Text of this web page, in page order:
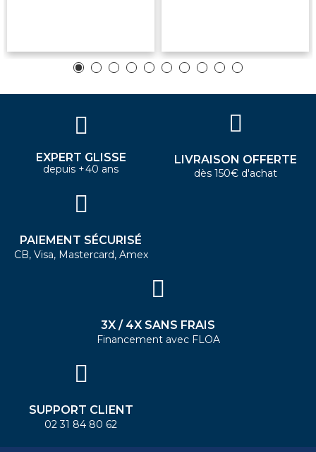
EXPERT GLISSE
depuis +40 ans
LIVRAISON OFFERTE
dès 150€ d'achat
PAIEMENT SÉCURISÉ
CB, Visa, Mastercard, Amex
3X / 4X SANS FRAIS
Financement avec FLOA
SUPPORT CLIENT
02 31 84 80 62